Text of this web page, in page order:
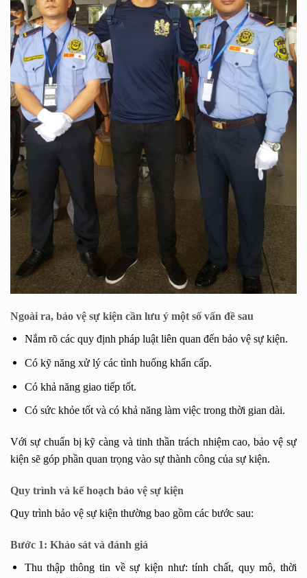
Ngoài ra, bảo vệ sự kiện cần lưu ý một số vấn đề sau
Nắm rõ các quy định pháp luật liên quan đến bảo vệ sự kiện.
Có kỹ năng xử lý các tình huống khẩn cấp.
Có khả năng giao tiếp tốt.
Có sức khỏe tốt và có khả năng làm việc trong thời gian dài.
Với sự chuẩn bị kỹ càng và tinh thần trách nhiệm cao, bảo vệ sự
kiện sẽ góp phần quan trọng vào sự thành công của sự kiện.
Quy trình và kế hoạch bảo vệ sự kiện
Quy trình bảo vệ sự kiện thường bao gồm các bước sau:
Bước 1: Khảo sát và đánh giá
Thu thập thông tin về sự kiện như: tính chất, quy mô, thời